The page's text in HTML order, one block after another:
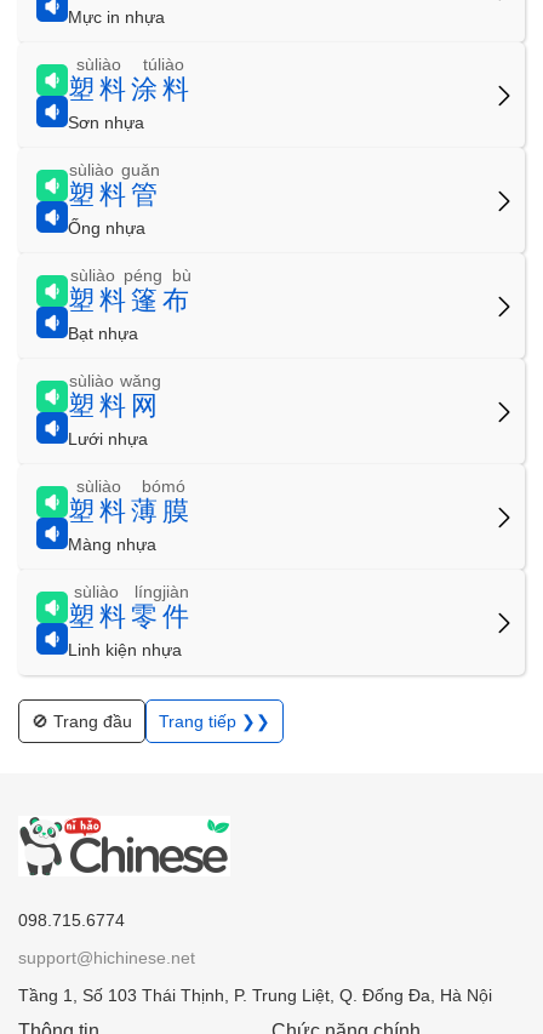
Mực in nhựa
塑料涂料
sùliào túliào
Sơn nhựa
塑料管
sùliào guǎn
Ống nhựa
塑料篷布
sùliào péng bù
Bạt nhựa
塑料网
sùliào wǎng
Lưới nhựa
塑料薄膜
sùliào bómó
Màng nhựa
塑料零件
sùliào língjiàn
Linh kiện nhựa
🚫 Trang đầu Trang tiếp ❯❯
098.715.6774
support@hichinese.net
Tầng 1, Số 103 Thái Thịnh, P. Trung Liệt, Q. Đống Đa, Hà Nội